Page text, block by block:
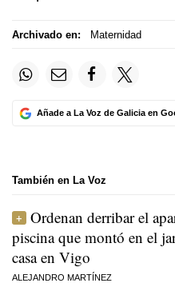
Archivado en: Maternidad
Añade a La Voz de Galicia en
También en La Voz
Ordenan derribar el
piscina que montó en el
casa en Vigo
ALEJANDRO MARTÍNEZ